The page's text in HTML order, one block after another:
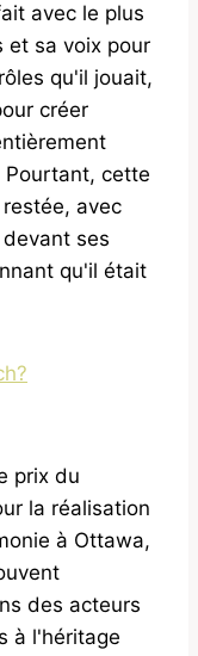
avec le plus
et sa voix pour
qu'il jouait,
créer
Pourtant, cette
avec
ses
qu'il était
prix du
la réalisation
à Ottawa,
des acteurs
à l'héritage